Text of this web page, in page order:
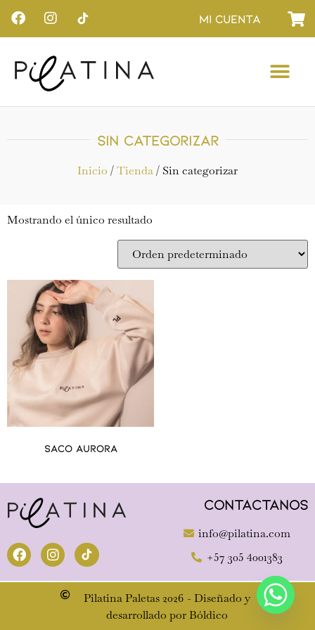
Mi cuenta
Sin categorizar
Inicio /Tienda/ Sin categorizar
Mostrando el único resultado
Saco Aurora
Contáctanos
info@pilatina.com
+57 305 4001383
Pilatina Paletas 2026 - Diseñado y
desarrollado por Bóldico